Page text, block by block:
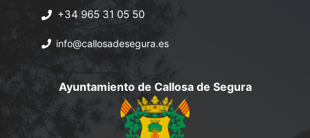
+34 965 31 05 50
info@callosadesegura.es
Ayuntamiento de Callosa de Segura